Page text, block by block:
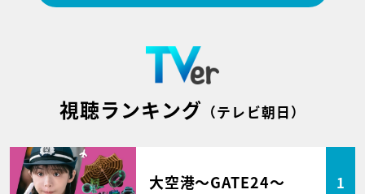
視聴ランキング （テレビ朝日）
大空港～GATE24～ 1